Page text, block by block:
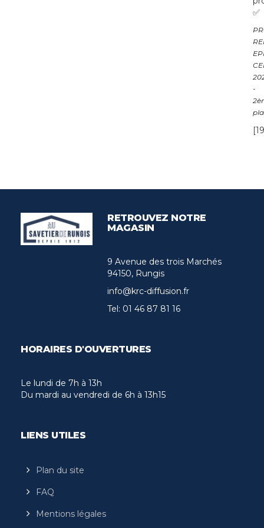
✅
-
RETROUVEZ NOTRE
MAGASIN
9 Avenue des trois Marchés
94150, Rungis
info@krc-diffusion.fr
Tel: 01 46 87 81 16
HORAIRES D'OUVERTURES
Le lundi de 7h à 13h
Du mardi au vendredi de 6h à 13h15
LIENS UTILES
Plan du site
FAQ
Mentions légales